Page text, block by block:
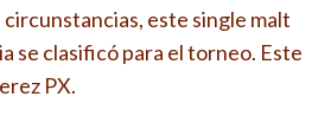
este single malt
se clasificó para el torneo. Este
PX.